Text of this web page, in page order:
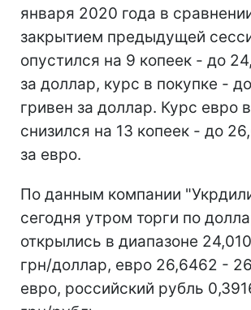
января 2020 года в
закрытием предыдущей
опустился на 9 копеек - до
за доллар, курс в покупке -
гривен за доллар. Курс евро
снизился на 13 копеек - до
за евро.
По данным компании
сегодня утром торги по
открылись в диапазоне
грн/доллар, евро 26,6462 -
евро, российский рубль